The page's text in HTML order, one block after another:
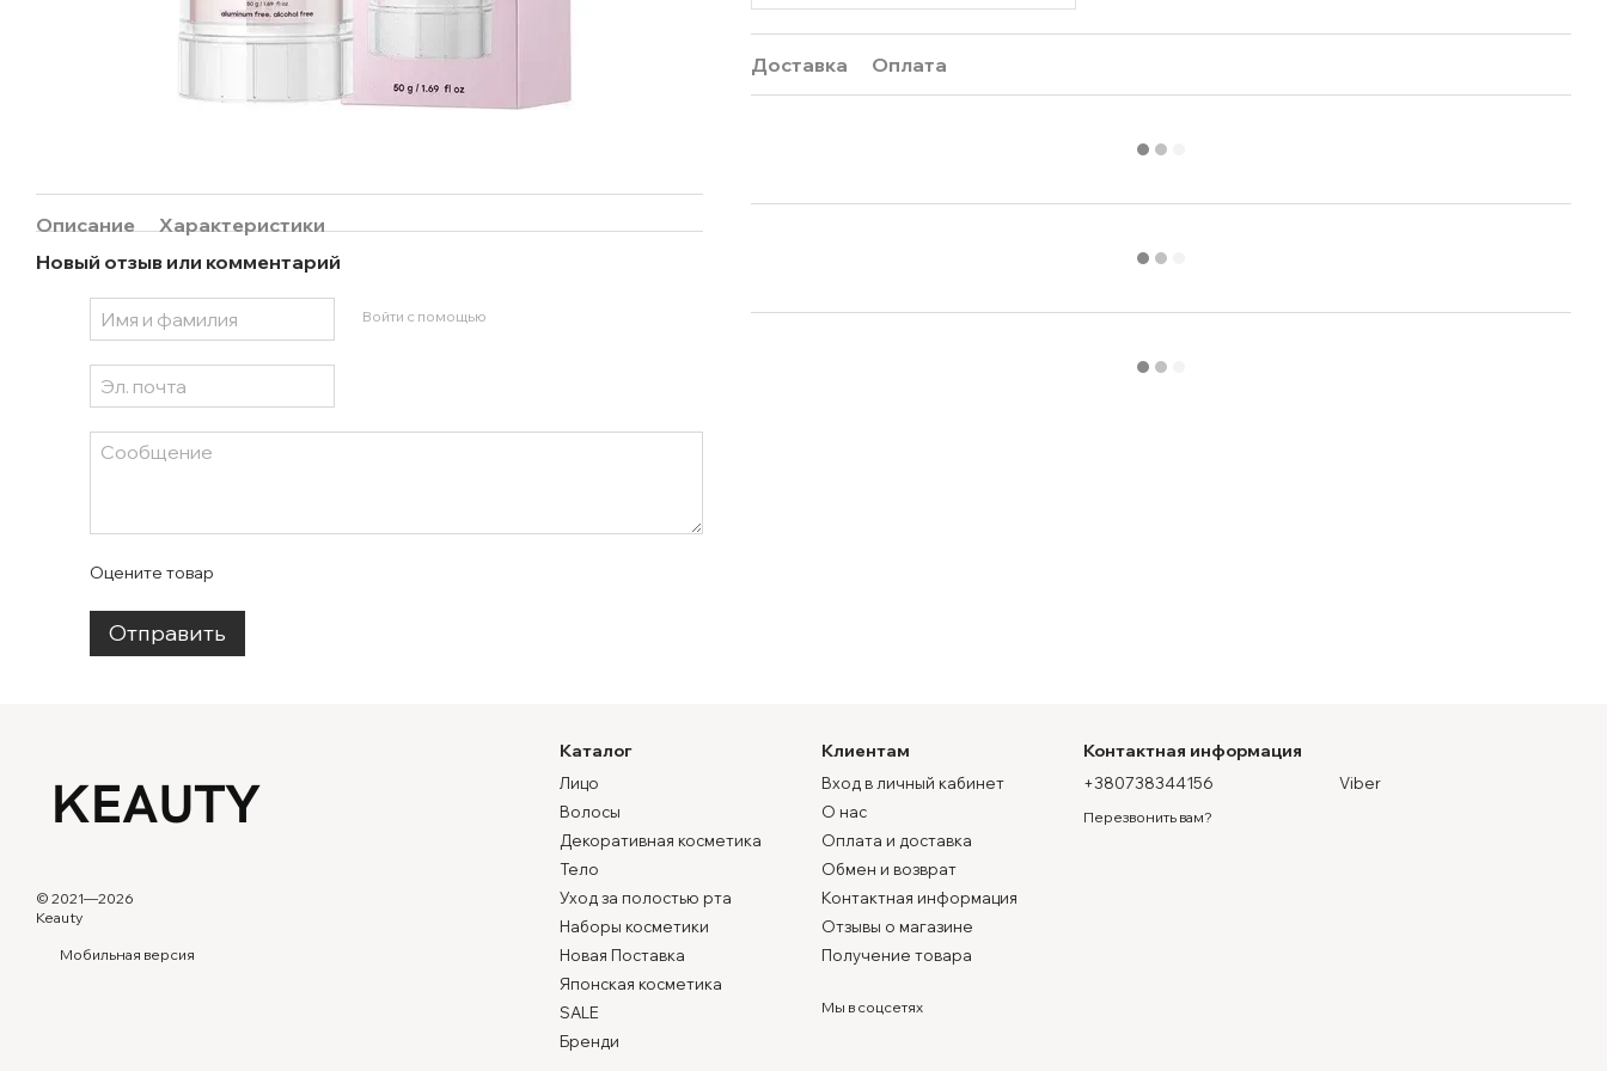
Описание
Характеристики
Новый отзыв или комментарий
Войти с помощью
Оцените товар
Отправить
Доставка Оплата
© 2021—2026
Keauty
Мобильная версия
Каталог
Лицо
Волосы
Декоративная косметика
Тело
Уход за полостью рта
Наборы косметики
Новая Поставка
Японская косметика
SALE
Бренди
Клиентам
Вход в личный кабинет
О нас
Оплата и доставка
Обмен и возврат
Контактная информация
Отзывы о магазине
Получение товара
Мы в соцсетях
Контактная информация
+380738344156
Перезвонить вам?
Viber